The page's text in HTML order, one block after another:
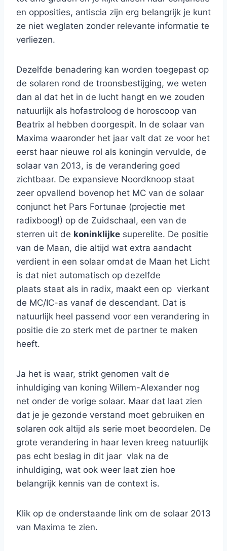
en opposities, antiscia zijn erg belangrijk je kunt
ze niet weglaten zonder relevante informatie te
verliezen.
Dezelfde benadering kan worden toegepast op
de solaren rond de troonsbestijging, we weten
dan al dat het in de lucht hangt en we zouden
natuurlijk als hofastroloog de horoscoop van
Beatrix al hebben doorgespit. In de solaar van
Maxima waaronder het jaar valt dat ze voor het
eerst haar nieuwe rol als koningin vervulde, de
solaar van 2013, is de verandering goed
zichtbaar. De expansieve Noordknoop staat
zeer opvallend bovenop het MC van de solaar
conjunct het Pars Fortunae (projectie met
radixboog!) op de Zuidschaal, een van de
sterren uit de koninklijke superelite. De positie
van de Maan, die altijd wat extra aandacht
verdient in een solaar omdat de Maan het Licht
is dat niet automatisch op dezelfde
plaats staat als in radix, maakt een op vierkant
de MC/IC-as vanaf de descendant. Dat is
natuurlijk heel passend voor een verandering in
positie die zo sterk met de partner te maken
heeft.
Ja het is waar, strikt genomen valt de
inhuldiging van koning Willem-Alexander nog
net onder de vorige solaar. Maar dat laat zien
dat je je gezonde verstand moet gebruiken en
solaren ook altijd als serie moet beoordelen. De
grote verandering in haar leven kreeg natuurlijk
pas echt beslag in dit jaar vlak na de
inhuldiging, wat ook weer laat zien hoe
belangrijk kennis van de context is.
Klik op de onderstaande link om de solaar 2013
van Maxima te zien.